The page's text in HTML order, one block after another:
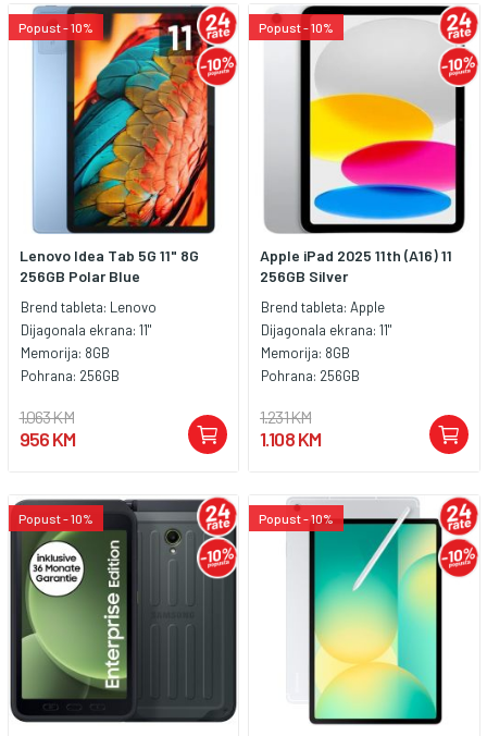
Popust - 10%
Lenovo Idea Tab 5G 11" 8G
256GB Polar Blue
Brend tableta: Lenovo
Dijagonala ekrana: 11"
Memorija: 8GB
Pohrana: 256GB
1.063 KM
956 KM
Popust - 10%
Apple iPad 2025 11th (A16) 11
256GB Silver
Brend tableta: Apple
Dijagonala ekrana: 11"
Memorija: 8GB
Pohrana: 256GB
1.231 KM
1.108 KM
Popust - 10% Popust - 10%